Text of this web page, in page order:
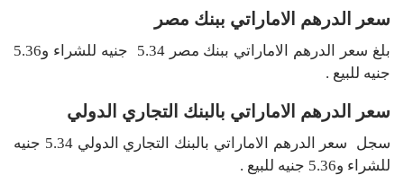
سعر الدرهم الاماراتي ببنك مصر
بلغ سعر الدرهم الاماراتي ببنك مصر 5.34 جنيه للشراء و5.36
جنيه للبيع .
سعر الدرهم الاماراتي بالبنك التجاري الدولي
سجل سعر الدرهم الاماراتي بالبنك التجاري الدولي 5.34 جنيه
للشراء و5.36 جنيه للبيع .